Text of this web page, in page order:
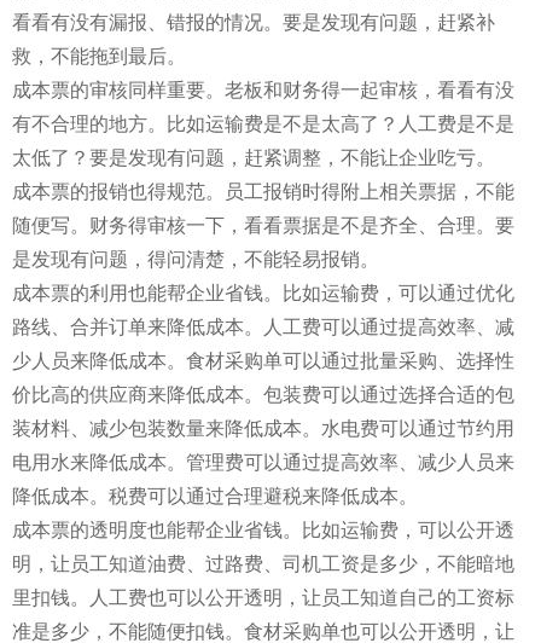
看看有没有漏报、错报的情况。要是发现有问题，赶紧补
救，不能拖到最后。
成本票的审核同样重要。老板和财务得一起审核，看看有没
有不合理的地方。比如运输费是不是太高了？人工费是不是
太低了？要是发现有问题，赶紧调整，不能让企业吃亏。
成本票的报销也得规范。员工报销时得附上相关票据，不能
随便写。财务得审核一下，看看票据是不是齐全、合理。要
是发现有问题，得问清楚，不能轻易报销。
成本票的利用也能帮企业省钱。比如运输费，可以通过优化
路线、合并订单来降低成本。人工费可以通过提高效率、减
少人员来降低成本。食材采购单可以通过批量采购、选择性
价比高的供应商来降低成本。包装费可以通过选择合适的包
装材料、减少包装数量来降低成本。水电费可以通过节约用
电用水来降低成本。管理费可以通过提高效率、减少人员来
降低成本。税费可以通过合理避税来降低成本。
成本票的透明度也能帮企业省钱。比如运输费，可以公开透
明，让员工知道油费、过路费、司机工资是多少，不能暗地
里扣钱。人工费也可以公开透明，让员工知道自己的工资标
准是多少，不能随便扣钱。食材采购单也可以公开透明，让